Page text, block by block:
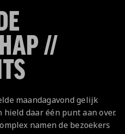
1
AZ
AZ
tickets
Kist
Kessler
//
maandagavond gelijk
hield daar één punt aan over.
namen de bezoekers